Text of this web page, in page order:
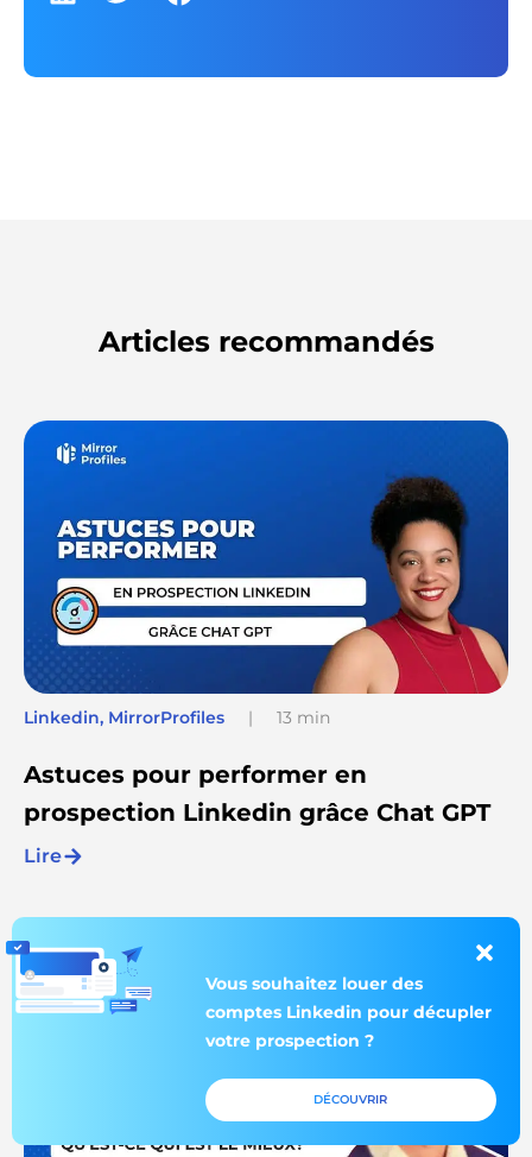
Articles recommandés
Linkedin, MirrorProfiles | 13 min
Astuces pour performer en
prospection Linkedin grâce Chat GPT
Lire
Vous souhaitez louer des
comptes Linkedin pour décupler
votre prospection ?
DÉCOUVRIR